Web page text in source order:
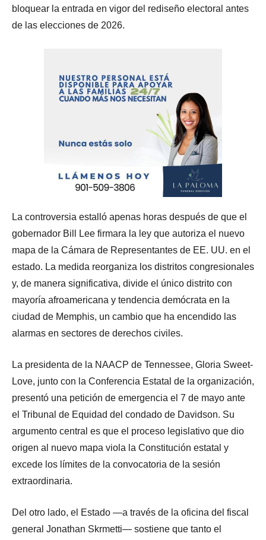
bloquear la entrada en vigor del rediseño electoral antes
de las elecciones de 2026.
La controversia estalló apenas horas después de que el
gobernador Bill Lee firmara la ley que autoriza el nuevo
mapa de la Cámara de Representantes de EE. UU. en el
estado. La medida reorganiza los distritos congresionales
y, de manera significativa, divide el único distrito con
mayoría afroamericana y tendencia demócrata en la
ciudad de Memphis, un cambio que ha encendido las
alarmas en sectores de derechos civiles.
La presidenta de la NAACP de Tennessee, Gloria Sweet-
Love, junto con la Conferencia Estatal de la organización,
presentó una petición de emergencia el 7 de mayo ante
el Tribunal de Equidad del condado de Davidson. Su
argumento central es que el proceso legislativo que dio
origen al nuevo mapa viola la Constitución estatal y
excede los límites de la convocatoria de la sesión
extraordinaria.
Del otro lado, el Estado —a través de la oficina del fiscal
general Jonathan Skrmetti— sostiene que tanto el